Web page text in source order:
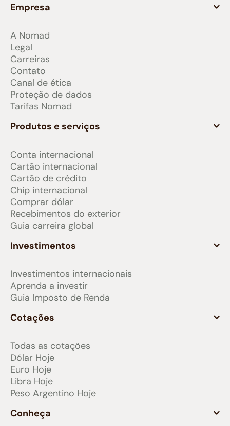
Empresa
A Nomad
Legal
Carreiras
Contato
Canal de ética
Proteção de dados
Tarifas Nomad
Produtos e serviços
Conta internacional
Cartão internacional
Cartão de crédito
Chip internacional
Comprar dólar
Recebimentos do exterior
Guia carreira global
Investimentos
Investimentos internacionais
Aprenda a investir
Guia Imposto de Renda
Cotações
Todas as cotações
Dólar Hoje
Euro Hoje
Libra Hoje
Peso Argentino Hoje
Conheça